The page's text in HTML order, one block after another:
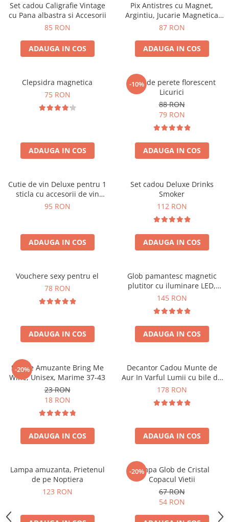
Set cadou Caligrafie Vintage
cu Pana albastra si Accesorii
85 RON
ADAUGA IN COS
Pix Antistres cu Magnet,
Argintiu, Jucarie Magnetica
pentru Birou
87 RON
ADAUGA IN COS
Clepsidra magnetica
75 RON
ADAUGA IN COS
-10%
Ceas de perete florescent
Licurici
88 RON
79 RON
ADAUGA IN COS
Cutie de vin Deluxe pentru 1
sticla cu accesorii de vin
incluse interior oranj
95 RON
ADAUGA IN COS
Set cadou Deluxe Drinks
Smoker
112 RON
ADAUGA IN COS
Vouchere sexy pentru el
78 RON
ADAUGA IN COS
Glob pamantesc magnetic
plutitor cu iluminare LED,
Forma C
145 RON
ADAUGA IN COS
-20%
Sosete Amuzante Bring Me
Wine, Unisex, Marime 37-43
23 RON
18 RON
ADAUGA IN COS
Decantor Cadou Munte de
Aur In Varful Lumii cu bile de
curatare
178 RON
ADAUGA IN COS
Lampa amuzanta, Prietenul
de pe Noptiera
123 RON
-20%
Lampa Glob de Cristal
Copacul Vietii
67 RON
54 RON